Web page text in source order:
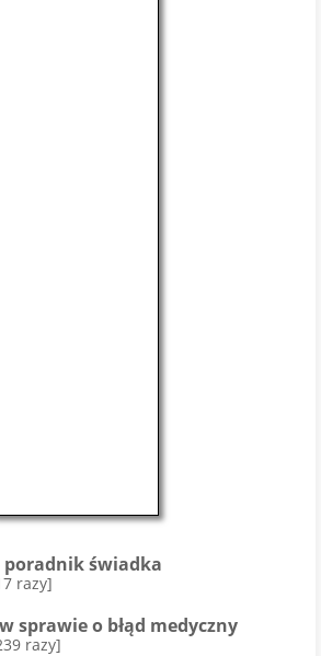
poradnik świadka
razy]
sprawie o błąd medyczny
razy]